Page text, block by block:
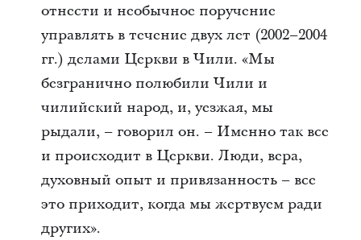
отнести и необычное поручение
управлять в течение двух лет (2002–2004
гг.) делами Церкви в Чили. «Мы
безгранично полюбили Чили и
чилийский народ, и, уезжая, мы
рыдали, – говорил он. – Именно так все
и происходит в Церкви. Люди, вера,
духовный опыт и привязанность – все
это приходит, когда мы жертвуем ради
других».